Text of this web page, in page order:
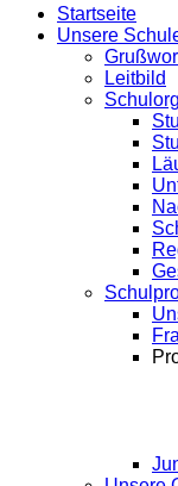
Startseite
Unsere
Leitbild